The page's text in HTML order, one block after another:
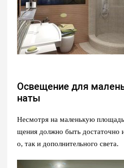
Освещение для
наты
Несмотря на маленькую
щения должно быть достаточно
о, так и дополнительного света.